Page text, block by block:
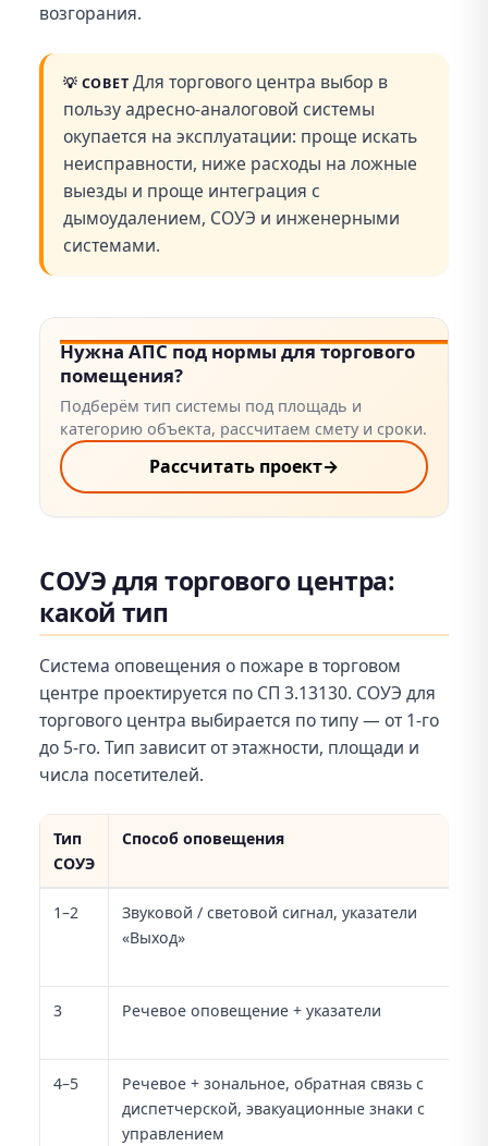
возгорания.
💡 СОВЕТ Для торгового центра выбор в
пользу адресно-аналоговой системы
окупается на эксплуатации: проще искать
неисправности, ниже расходы на ложные
выезды и проще интеграция с
дымоудалением, СОУЭ и инженерными
системами.
Нужна АПС под нормы для торгового
помещения?
Подберём тип системы под площадь и
категорию объекта, рассчитаем смету и сроки.
Рассчитать проект→
СОУЭ для торгового центра:
какой тип
Система оповещения о пожаре в торговом
центре проектируется по СП 3.13130. СОУЭ для
торгового центра выбирается по типу — от 1-го
до 5-го. Тип зависит от этажности, площади и
числа посетителей.
Тип
СОУЭ
Способ оповещения
1–2
Звуковой / световой сигнал, указатели
«Выход»
3 Речевое оповещение + указатели
4–5
Речевое + зональное, обратная связь с
диспетчерской, эвакуационные знаки с
управлением